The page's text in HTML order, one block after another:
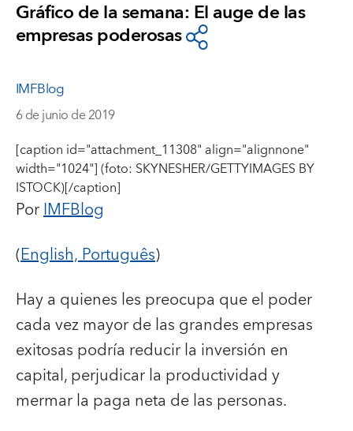
Gráfico de la semana: El auge de las
empresas poderosas
IMFBlog
6 de junio de 2019
[caption id="attachment_11308" align="alignnone"
width="1024"](foto: SKYNESHER/GETTYIMAGES BY
ISTOCK)[/caption]
PorIMFBlog
(English,Português)
Hay a quienes les preocupa que el poder
cada vez mayor de las grandes empresas
exitosas podría reducir la inversión en
capital, perjudicar la productividad y
mermar la paga neta de las personas.